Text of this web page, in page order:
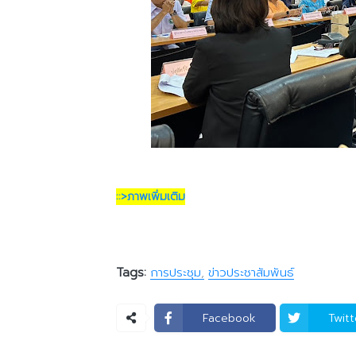
::>ภาพเพิ่มเติม
Tags: การประชุม ข่าวประชาสัมพันธ์
Facebook